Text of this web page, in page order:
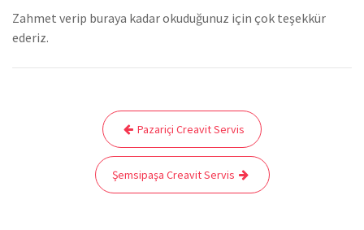
Zahmet verip buraya kadar okuduğunuz için çok teşekkür
ederiz.
gezinmesi
Pazariçi Creavit Servis
Şemsipaşa Creavit Servis